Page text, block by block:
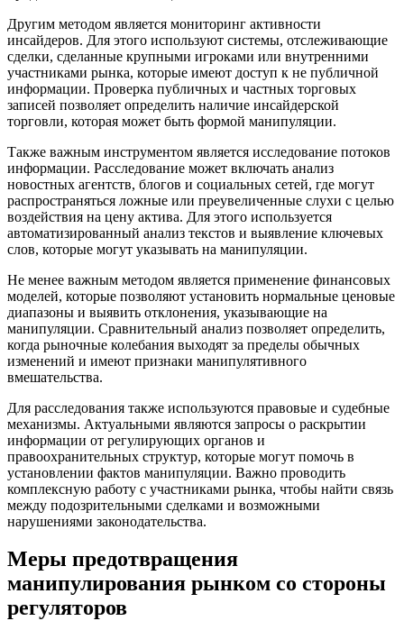
Другим методом является мониторинг активности
инсайдеров. Для этого используют системы, отслеживающие
сделки, сделанные крупными игроками или внутренними
участниками рынка, которые имеют доступ к не публичной
информации. Проверка публичных и частных торговых
записей позволяет определить наличие инсайдерской
торговли, которая может быть формой манипуляции.
Также важным инструментом является исследование потоков
информации. Расследование может включать анализ
новостных агентств, блогов и социальных сетей, где могут
распространяться ложные или преувеличенные слухи с целью
воздействия на цену актива. Для этого используется
автоматизированный анализ текстов и выявление ключевых
слов, которые могут указывать на манипуляции.
Не менее важным методом является применение финансовых
моделей, которые позволяют установить нормальные ценовые
диапазоны и выявить отклонения, указывающие на
манипуляции. Сравнительный анализ позволяет определить,
когда рыночные колебания выходят за пределы обычных
изменений и имеют признаки манипулятивного
вмешательства.
Для расследования также используются правовые и судебные
механизмы. Актуальными являются запросы о раскрытии
информации от регулирующих органов и
правоохранительных структур, которые могут помочь в
установлении фактов манипуляции. Важно проводить
комплексную работу с участниками рынка, чтобы найти связь
между подозрительными сделками и возможными
нарушениями законодательства.
Меры предотвращения
манипулирования рынком со стороны
регуляторов